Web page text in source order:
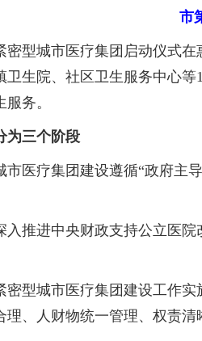
市
城市医疗集团启动仪式在
卫生院、社区卫生服务中心
务。
为三个阶段
疗集团建设遵循“政府主导
进中央财政支持公立医院
城市医疗集团建设工作实
、人财物统一管理、权责清